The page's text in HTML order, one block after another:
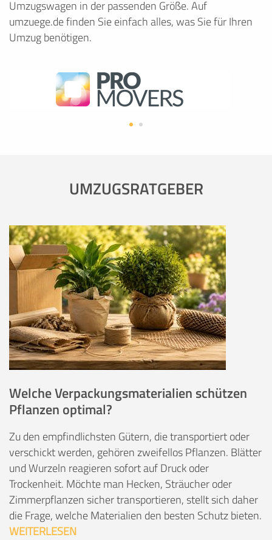
Umzugswagen in der passenden Größe. Auf
umzuege.de finden Sie einfach alles, was Sie für Ihren
Umzug benötigen.
UMZUGSRATGEBER
Welche Verpackungsmaterialien schützen
Pflanzen optimal?
Zu den empfindlichsten Gütern, die transportiert oder
verschickt werden, gehören zweifellos Pflanzen. Blätter
und Wurzeln reagieren sofort auf Druck oder
Trockenheit. Möchte man Hecken, Sträucher oder
Zimmerpflanzen sicher transportieren, stellt sich daher
die Frage, welche Materialien den besten Schutz bieten.
WEITERLESEN